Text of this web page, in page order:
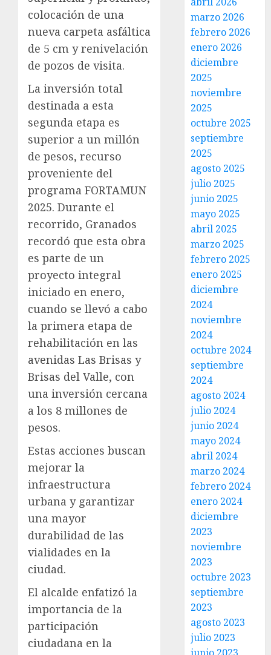
colocación de una
nueva carpeta asfáltica
de 5 cm y renivelación
de pozos de visita.
La inversión total
destinada a esta
segunda etapa es
superior a un millón
de pesos, recurso
proveniente del
programa FORTAMUN
2025. Durante el
recorrido, Granados
recordó que esta obra
es parte de un
proyecto integral
iniciado en enero,
cuando se llevó a cabo
la primera etapa de
rehabilitación en las
avenidas Las Brisas y
Brisas del Valle, con
una inversión cercana
a los 8 millones de
pesos.
Estas acciones buscan
mejorar la
infraestructura
urbana y garantizar
una mayor
durabilidad de las
vialidades en la
ciudad.
El alcalde enfatizó la
importancia de la
participación
ciudadana en la
marzo 2026
febrero 2026
enero 2026
diciembre
2025
noviembre
2025
octubre 2025
septiembre
2025
agosto 2025
julio 2025
junio 2025
mayo 2025
abril 2025
marzo 2025
febrero 2025
enero 2025
diciembre
2024
noviembre
2024
octubre 2024
septiembre
2024
agosto 2024
julio 2024
junio 2024
mayo 2024
abril 2024
marzo 2024
febrero 2024
enero 2024
diciembre
2023
noviembre
2023
octubre 2023
septiembre
2023
agosto 2023
julio 2023
junio 2023